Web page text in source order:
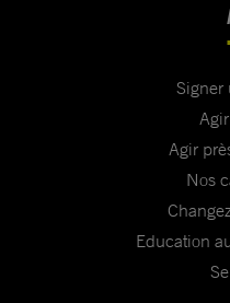
Signer
Agir
Nos
Education